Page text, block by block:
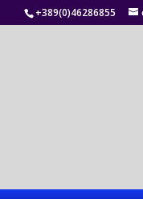
+389(0)46286855